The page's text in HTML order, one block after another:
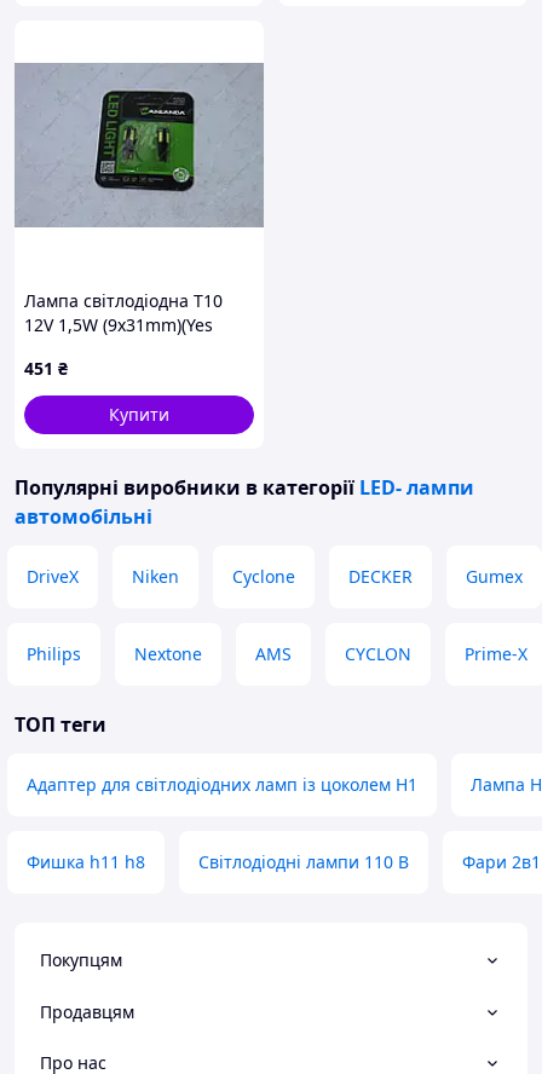
Лампа світлодіодна T10
12V 1,5W (9x31mm)(Yes
WANLANDA
451 ₴
Купити
Популярні виробники в категорії LED- лампи
автомобільні
DriveX Niken Cyclone DECKER Gumex
Philips Nextone AMS CYCLON Prime-X
ТОП теги
Адаптер для світлодіодних ламп із цоколем H1 Лампа
Фишка h11 h8 Світлодіодні лампи 110 В Фари 2в1
Покупцям
Продавцям
Про нас